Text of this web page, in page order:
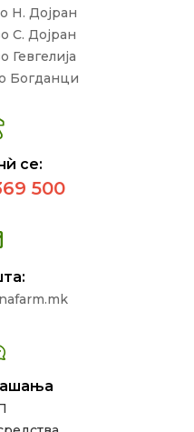
Н. Дојран
С. Дојран
Гевгелија
Богданци
се:
500